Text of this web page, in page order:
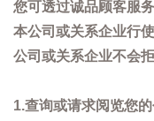
您可透过诚品顾客服
本公司或关系企业行
公司或关系企业不会
1.查询或请求阅览您的